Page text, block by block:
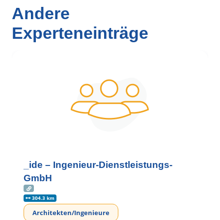
Andere
Experteneinträge
_ide – Ingenieur-Dienstleistungs-
GmbH
304.3 km
Architekten/Ingenieure